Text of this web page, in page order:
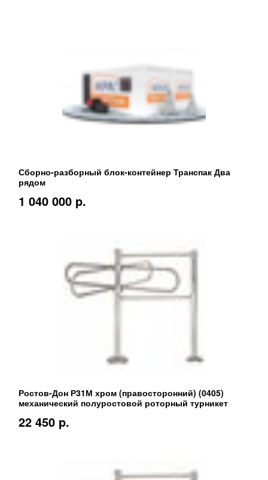
Сборно-разборный блок-контейнер Транспак Два
рядом
1 040 000 p.
Ростов-Дон Р31М хром (правосторонний) (0405)
механический полуростовой роторный турникет
22 450 p.